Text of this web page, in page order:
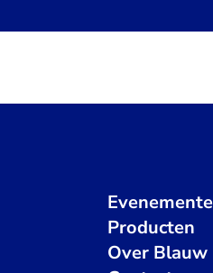
Producten
Over Blauw